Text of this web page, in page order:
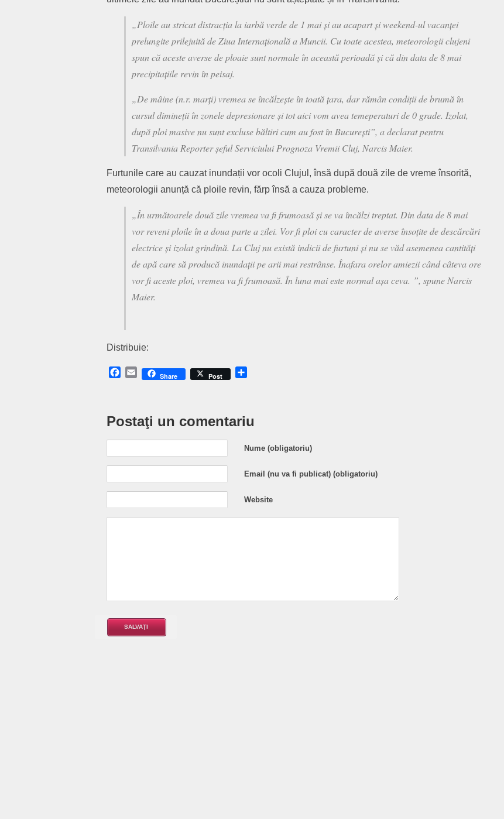
„Ploile au stricat distracția la iarbă verde de 1 mai și au acapart și weekend-ul vacanței
prelungite prilejuită de Ziua Internațională a Muncii. Cu toate acestea, meteorologii clujeni
spun că aceste averse de ploaie sunt normale în această perioadă și că din data de 8 mai
precipitațiile revin în peisaj.
„De mâine (n.r. marți) vremea se încălzește în toată țara, dar rămân condiții de brumă în
cursul dimineții în zonele depresionare și tot aici vom avea temeperaturi de 0 grade. Izolat,
după ploi masive nu sunt excluse băltiri cum au fost în București”, a declarat pentru
Transilvania Reporter șeful Serviciului Prognoza Vremii Cluj, Narcis Maier.
Furtunile care au cauzat inundații vor ocoli Clujul, însă după două zile de vreme însorită,
meteorologii anunță că ploile revin, fărp însă a cauza probleme.
„În următoarele două zile vremea va fi frumoasă și se va încălzi treptat. Din data de 8 mai
vor reveni ploile în a doua parte a zilei. Vor fi ploi cu caracter de averse însoțite de descărcări
electrice și izolat grindină. La Cluj nu există indicii de furtuni și nu se văd asemenea cantități
de apă care să producă inundații pe arii mai restrânse. Înafara orelor amiezii când câteva ore
vor fi aceste ploi, vremea va fi frumoasă. În luna mai este normal așa ceva. ”, spune Narcis
Maier.
Distribuie:
Facebook
EmailShare Post
Postaţi un comentariu
Nume (obligatoriu)
Email (nu va fi publicat) (obligatoriu)
Website